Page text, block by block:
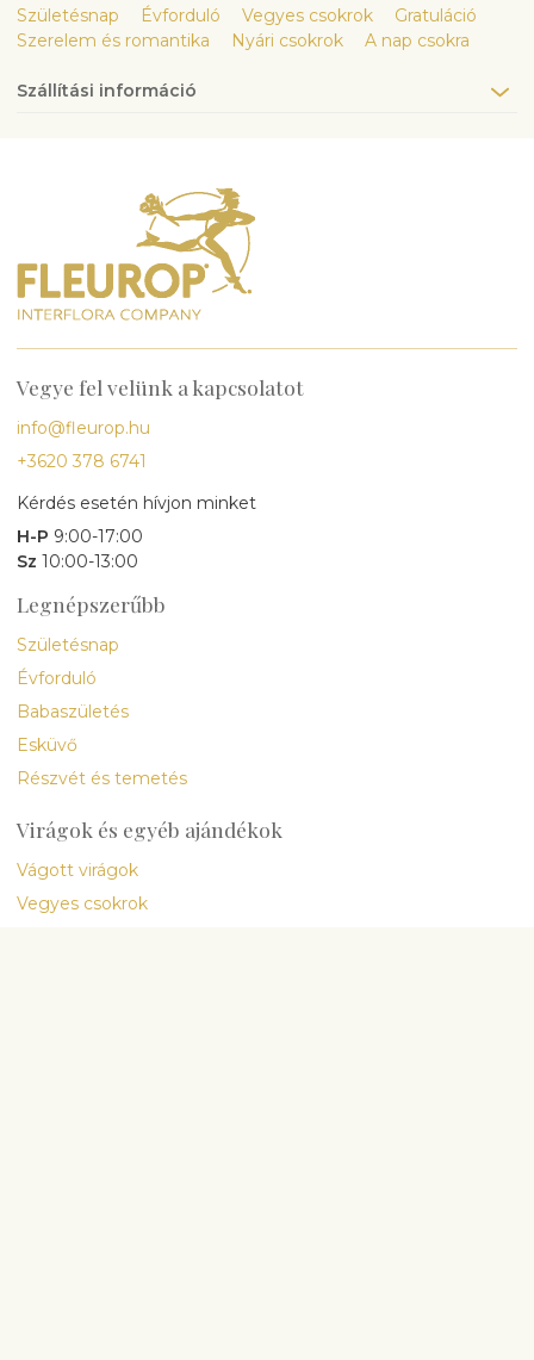
Születésnap
Évforduló Vegyes csokrok
Gratuláció
Szerelem és romantika
Nyári csokrok A nap csokra
Szállítási információ
Vegye fel velünk a kapcsolatot
info@fleurop.hu
+3620 378 6741
Kérdés esetén hívjon minket
H-P 9:00-17:00
Sz 10:00-13:00
Legnépszerűbb
Születésnap
Évforduló
Babaszületés
Esküvő
Részvét és temetés
Virágok és egyéb ajándékok
Vágott virágok
Vegyes csokrok